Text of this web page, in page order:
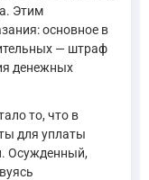
Этим
основное в
— штраф
денежных
то, что в
для уплаты
Осужденный,